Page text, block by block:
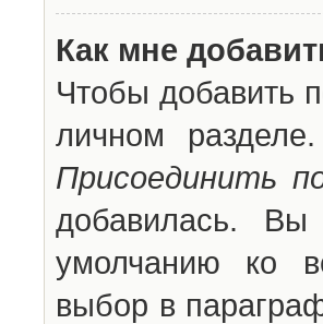
Как мне
Чтобы добавить
личном
Присоединить
добавилась. Вы
умолчанию ко
выбор в